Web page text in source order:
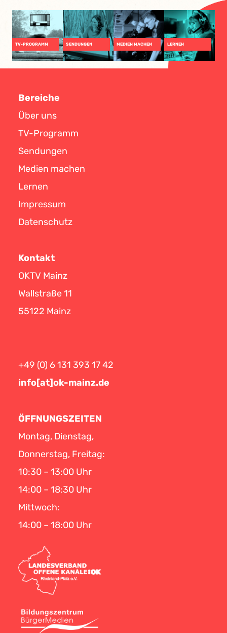
TV-PROGRAMM SENDUNGEN MEDIEN MACHEN LERNEN
Bereiche
Über uns
TV-Programm
Sendungen
Medien machen
Lernen
Impressum
Datenschutz
Kontakt
OKTV Mainz
Wallstraße 11
55122 Mainz
+49 (0) 6 131 393 17 42
info[at]ok-mainz.de
ÖFFNUNGSZEITEN
Montag, Dienstag,
Donnerstag, Freitag:
10:30 – 13:00 Uhr
14:00 – 18:30 Uhr
Mittwoch:
14:00 – 18:00 Uhr